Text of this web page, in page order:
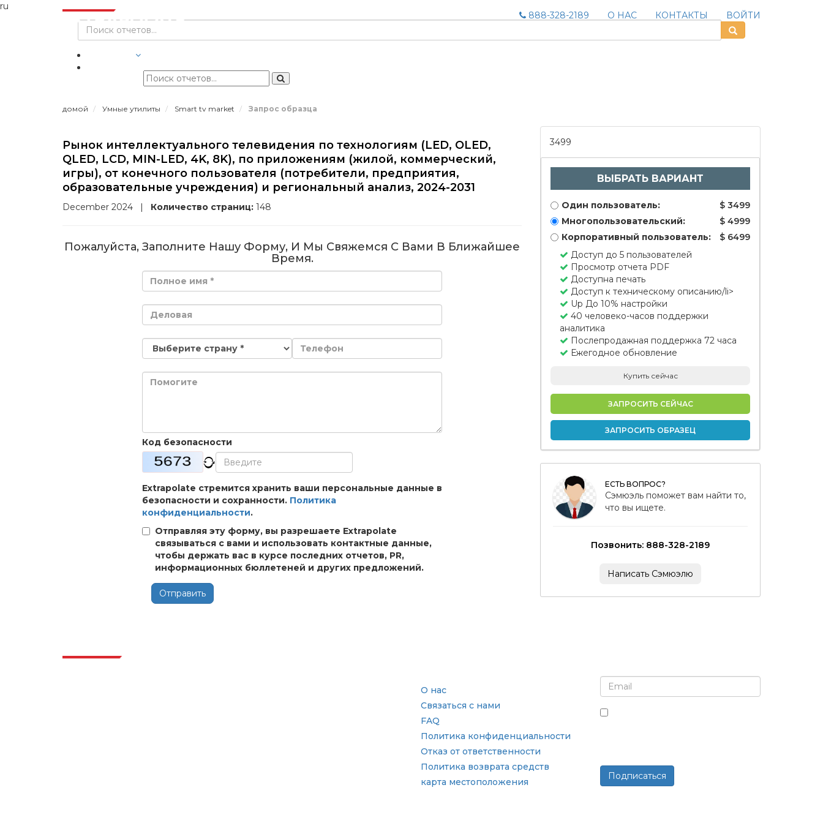
ru
888-328-2189
О НАС КОНТАКТЫ ВОЙТИ
домой Умные утилиты Smart tv market Запрос образца
Рынок интеллектуального телевидения по технологиям (LED, OLED,
QLED, LCD, MIN-LED, 4K, 8K), по приложениям (жилой, коммерческий,
игры), от конечного пользователя (потребители, предприятия,
образовательные учреждения) и региональный анализ, 2024-2031
December 2024 | Количество страниц: 148
Пожалуйста, Заполните Нашу Форму, И Мы Свяжемся С Вами В Ближайшее
Время.
Код безопасности
Extrapolate стремится хранить ваши персональные данные в
безопасности и сохранности. Политика
конфиденциальности.
Отправляя эту форму, вы разрешаете Extrapolate
связываться с вами и использовать контактные данные,
чтобы держать вас в курсе последних отчетов, PR,
информационных бюллетеней и других предложений.
Отправить
3499
ВЫБРАТЬ ВАРИАНТ
Один пользователь:
$ 3499
Многопользовательский:
$ 4999
Корпоративный пользователь:
$ 6499
Доступ до 5 пользователей
Просмотр отчета PDF
Доступна печать
Доступ к техническому описанию/li>
Up До 10% настройки
40 человеко-часов поддержки
аналитика
Послепродажная поддержка 72 часа
Ежегодное обновление
Купить сейчас
ЗАПРОСИТЬ СЕЙЧАС
ЗАПРОСИТЬ ОБРАЗЕЦ
ЕСТЬ ВОПРОС?
Сэмюэль поможет вам найти то,
что вы ищете.
Позвонить: 888-328-2189
Написать Сэмюэлю
О нас
Связаться с нами
FAQ
Политика конфиденциальности
Отказ от ответственности
Политика возврата средств
карта местоположения
Подписаться